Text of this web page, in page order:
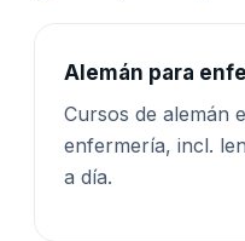
Alemán para
Cursos de alemán
enfermería, incl.
a día.